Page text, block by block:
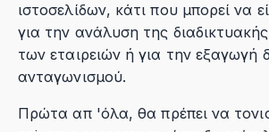
ιστοσελίδων, κάτι που μπορεί να
για την ανάλυση της
των εταιρειών ή για την εξαγωγή
ανταγωνισμού.
Πρώτα απ 'όλα, θα πρέπει να